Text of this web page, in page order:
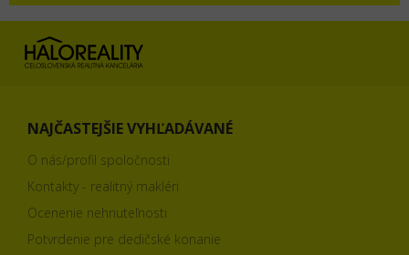
NAJČASTEJŠIE VYHĽADÁVANÉ
O nás/profil spoločnosti
Kontakty - realitný makléri
Ocenenie nehnuteľnosti
Potvrdenie pre dedičské konanie